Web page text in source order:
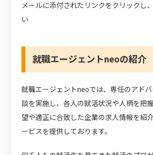
メールに添付されたリンクをクリックし
い
就職エージェントneoの紹介
就職エージェントneoでは、 専任のアド
談を実施し、各人の就活状況や人柄を把
望や適正に合致した企業の求人情報を紹
ービスを提供しております。